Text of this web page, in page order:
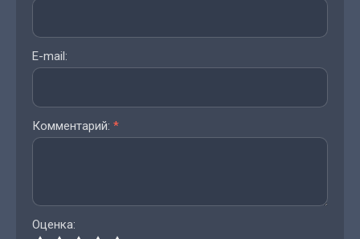
E-mail:
Комментарий: *
Оценка: